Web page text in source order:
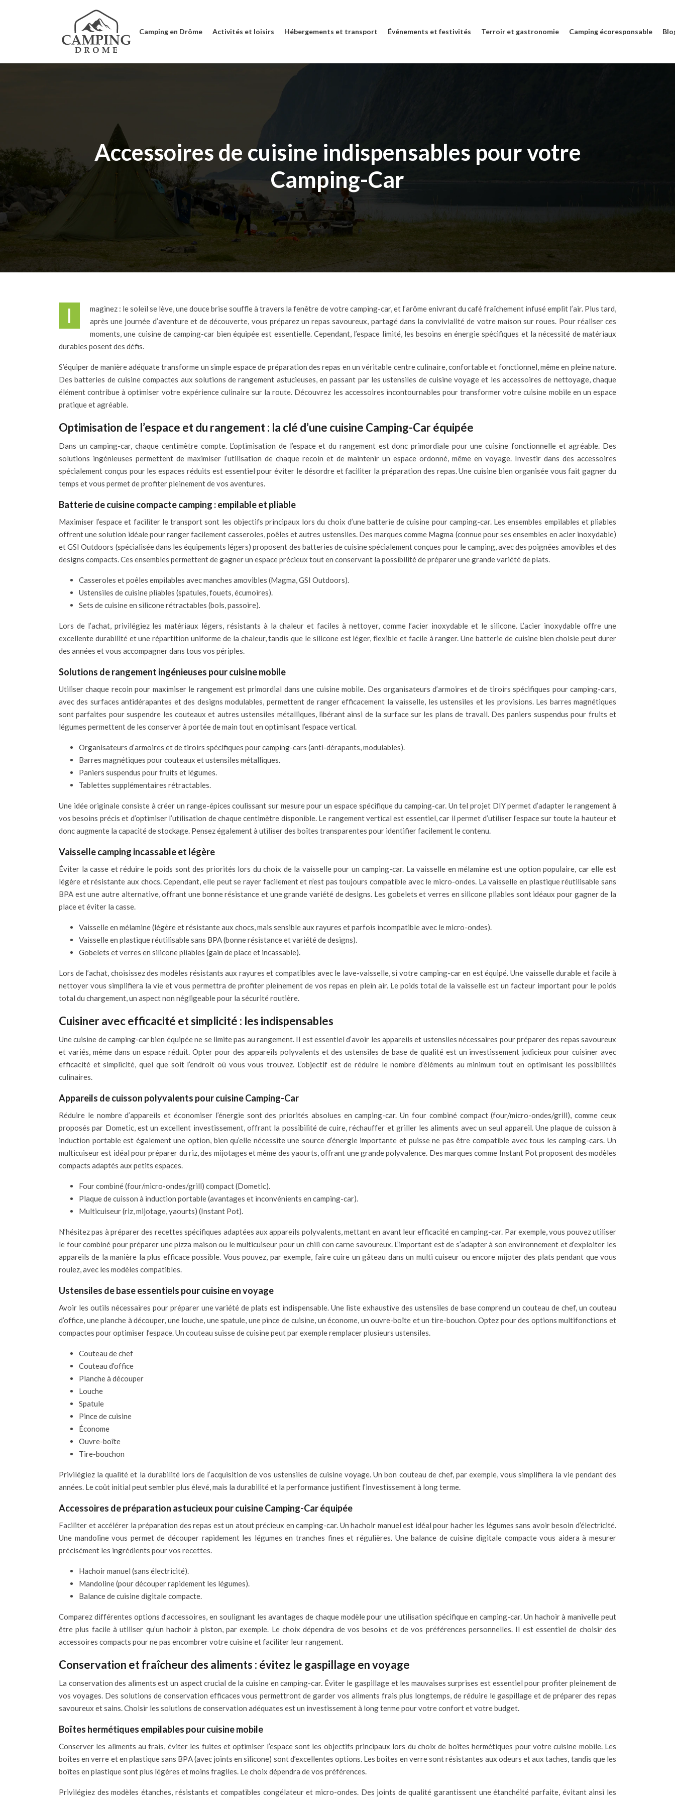
Camping en Drôme Activités et loisirs Hébergements et transport Événements et festivités Terroir et gastronomie Camping écoresponsable
Accessoires de cuisine indispensables pour votre
Camping-Car
Imaginez : le soleil se lève, une douce brise souffle à travers la fenêtre de votre camping-car, et l’arôme enivrant du café fraîchement infusé emplit l’air. Plus tard,
après une journée d’aventure et de découverte, vous préparez un repas savoureux, partagé dans la convivialité de votre maison sur roues. Pour réaliser ces
moments, une cuisine de camping-car bien équipée est essentielle. Cependant, l’espace limité, les besoins en énergie spécifiques et la nécessité de matériaux
durables posent des défis.
S’équiper de manière adéquate transforme un simple espace de préparation des repas en un véritable centre culinaire, confortable et fonctionnel, même en pleine nature.
Des batteries de cuisine compactes aux solutions de rangement astucieuses, en passant par les ustensiles de cuisine voyage et les accessoires de nettoyage, chaque
élément contribue à optimiser votre expérience culinaire sur la route. Découvrez les accessoires incontournables pour transformer votre cuisine mobile en un espace
pratique et agréable.
Optimisation de l’espace et du rangement : la clé d’une cuisine Camping-Car équipée
Dans un camping-car, chaque centimètre compte. L’optimisation de l’espace et du rangement est donc primordiale pour une cuisine fonctionnelle et agréable. Des
solutions ingénieuses permettent de maximiser l’utilisation de chaque recoin et de maintenir un espace ordonné, même en voyage. Investir dans des accessoires
spécialement conçus pour les espaces réduits est essentiel pour éviter le désordre et faciliter la préparation des repas. Une cuisine bien organisée vous fait gagner du
temps et vous permet de profiter pleinement de vos aventures.
Batterie de cuisine compacte camping : empilable et pliable
Maximiser l’espace et faciliter le transport sont les objectifs principaux lors du choix d’une batterie de cuisine pour camping-car. Les ensembles empilables et pliables
offrent une solution idéale pour ranger facilement casseroles, poêles et autres ustensiles. Des marques comme Magma (connue pour ses ensembles en acier inoxydable)
et GSI Outdoors (spécialisée dans les équipements légers) proposent des batteries de cuisine spécialement conçues pour le camping, avec des poignées amovibles et des
designs compacts. Ces ensembles permettent de gagner un espace précieux tout en conservant la possibilité de préparer une grande variété de plats.
Casseroles et poêles empilables avec manches amovibles (Magma, GSI Outdoors).
Ustensiles de cuisine pliables (spatules, fouets, écumoires).
Sets de cuisine en silicone rétractables (bols, passoire).
Lors de l’achat, privilégiez les matériaux légers, résistants à la chaleur et faciles à nettoyer, comme l’acier inoxydable et le silicone. L’acier inoxydable offre une
excellente durabilité et une répartition uniforme de la chaleur, tandis que le silicone est léger, flexible et facile à ranger. Une batterie de cuisine bien choisie peut durer
des années et vous accompagner dans tous vos périples.
Solutions de rangement ingénieuses pour cuisine mobile
Utiliser chaque recoin pour maximiser le rangement est primordial dans une cuisine mobile. Des organisateurs d’armoires et de tiroirs spécifiques pour camping-cars,
avec des surfaces antidérapantes et des designs modulables, permettent de ranger efficacement la vaisselle, les ustensiles et les provisions. Les barres magnétiques
sont parfaites pour suspendre les couteaux et autres ustensiles métalliques, libérant ainsi de la surface sur les plans de travail. Des paniers suspendus pour fruits et
légumes permettent de les conserver à portée de main tout en optimisant l’espace vertical.
Organisateurs d’armoires et de tiroirs spécifiques pour camping-cars (anti-dérapants, modulables).
Barres magnétiques pour couteaux et ustensiles métalliques.
Paniers suspendus pour fruits et légumes.
Tablettes supplémentaires rétractables.
Une idée originale consiste à créer un range-épices coulissant sur mesure pour un espace spécifique du camping-car. Un tel projet DIY permet d’adapter le rangement à
vos besoins précis et d’optimiser l’utilisation de chaque centimètre disponible. Le rangement vertical est essentiel, car il permet d’utiliser l’espace sur toute la hauteur et
donc augmente la capacité de stockage. Pensez également à utiliser des boîtes transparentes pour identifier facilement le contenu.
Vaisselle camping incassable et légère
Éviter la casse et réduire le poids sont des priorités lors du choix de la vaisselle pour un camping-car. La vaisselle en mélamine est une option populaire, car elle est
légère et résistante aux chocs. Cependant, elle peut se rayer facilement et n’est pas toujours compatible avec le micro-ondes. La vaisselle en plastique réutilisable sans
BPA est une autre alternative, offrant une bonne résistance et une grande variété de designs. Les gobelets et verres en silicone pliables sont idéaux pour gagner de la
place et éviter la casse.
Vaisselle en mélamine (légère et résistante aux chocs, mais sensible aux rayures et parfois incompatible avec le micro-ondes).
Vaisselle en plastique réutilisable sans BPA (bonne résistance et variété de designs).
Gobelets et verres en silicone pliables (gain de place et incassable).
Lors de l’achat, choisissez des modèles résistants aux rayures et compatibles avec le lave-vaisselle, si votre camping-car en est équipé. Une vaisselle durable et facile à
nettoyer vous simplifiera la vie et vous permettra de profiter pleinement de vos repas en plein air. Le poids total de la vaisselle est un facteur important pour le poids
total du chargement, un aspect non négligeable pour la sécurité routière.
Cuisiner avec efficacité et simplicité : les indispensables
Une cuisine de camping-car bien équipée ne se limite pas au rangement. Il est essentiel d’avoir les appareils et ustensiles nécessaires pour préparer des repas savoureux
et variés, même dans un espace réduit. Opter pour des appareils polyvalents et des ustensiles de base de qualité est un investissement judicieux pour cuisiner avec
efficacité et simplicité, quel que soit l’endroit où vous vous trouvez. L’objectif est de réduire le nombre d’éléments au minimum tout en optimisant les possibilités
culinaires.
Appareils de cuisson polyvalents pour cuisine Camping-Car
Réduire le nombre d’appareils et économiser l’énergie sont des priorités absolues en camping-car. Un four combiné compact (four/micro-ondes/grill), comme ceux
proposés par Dometic, est un excellent investissement, offrant la possibilité de cuire, réchauffer et griller les aliments avec un seul appareil. Une plaque de cuisson à
induction portable est également une option, bien qu’elle nécessite une source d’énergie importante et puisse ne pas être compatible avec tous les camping-cars. Un
multicuiseur est idéal pour préparer du riz, des mijotages et même des yaourts, offrant une grande polyvalence. Des marques comme Instant Pot proposent des modèles
compacts adaptés aux petits espaces.
Four combiné (four/micro-ondes/grill) compact (Dometic).
Plaque de cuisson à induction portable (avantages et inconvénients en camping-car).
Multicuiseur (riz, mijotage, yaourts) (Instant Pot).
N’hésitez pas à préparer des recettes spécifiques adaptées aux appareils polyvalents, mettant en avant leur efficacité en camping-car. Par exemple, vous pouvez utiliser
le four combiné pour préparer une pizza maison ou le multicuiseur pour un chili con carne savoureux. L’important est de s’adapter à son environnement et d’exploiter les
appareils de la manière la plus efficace possible. Vous pouvez, par exemple, faire cuire un gâteau dans un multi cuiseur ou encore mijoter des plats pendant que vous
roulez, avec les modèles compatibles.
Ustensiles de base essentiels pour cuisine en voyage
Avoir les outils nécessaires pour préparer une variété de plats est indispensable. Une liste exhaustive des ustensiles de base comprend un couteau de chef, un couteau
d’office, une planche à découper, une louche, une spatule, une pince de cuisine, un économe, un ouvre-boîte et un tire-bouchon. Optez pour des options multifonctions et
compactes pour optimiser l’espace. Un couteau suisse de cuisine peut par exemple remplacer plusieurs ustensiles.
Couteau de chef
Couteau d’office
Planche à découper
Louche
Spatule
Pince de cuisine
Économe
Ouvre-boîte
Tire-bouchon
Privilégiez la qualité et la durabilité lors de l’acquisition de vos ustensiles de cuisine voyage. Un bon couteau de chef, par exemple, vous simplifiera la vie pendant des
années. Le coût initial peut sembler plus élevé, mais la durabilité et la performance justifient l’investissement à long terme.
Accessoires de préparation astucieux pour cuisine Camping-Car équipée
Faciliter et accélérer la préparation des repas est un atout précieux en camping-car. Un hachoir manuel est idéal pour hacher les légumes sans avoir besoin d’électricité.
Une mandoline vous permet de découper rapidement les légumes en tranches fines et régulières. Une balance de cuisine digitale compacte vous aidera à mesurer
précisément les ingrédients pour vos recettes.
Hachoir manuel (sans électricité).
Mandoline (pour découper rapidement les légumes).
Balance de cuisine digitale compacte.
Comparez différentes options d’accessoires, en soulignant les avantages de chaque modèle pour une utilisation spécifique en camping-car. Un hachoir à manivelle peut
être plus facile à utiliser qu’un hachoir à piston, par exemple. Le choix dépendra de vos besoins et de vos préférences personnelles. Il est essentiel de choisir des
accessoires compacts pour ne pas encombrer votre cuisine et faciliter leur rangement.
Conservation et fraîcheur des aliments : évitez le gaspillage en voyage
La conservation des aliments est un aspect crucial de la cuisine en camping-car. Éviter le gaspillage et les mauvaises surprises est essentiel pour profiter pleinement de
vos voyages. Des solutions de conservation efficaces vous permettront de garder vos aliments frais plus longtemps, de réduire le gaspillage et de préparer des repas
savoureux et sains. Choisir les solutions de conservation adéquates est un investissement à long terme pour votre confort et votre budget.
Boîtes hermétiques empilables pour cuisine mobile
Conserver les aliments au frais, éviter les fuites et optimiser l’espace sont les objectifs principaux lors du choix de boîtes hermétiques pour votre cuisine mobile. Les
boîtes en verre et en plastique sans BPA (avec joints en silicone) sont d’excellentes options. Les boîtes en verre sont résistantes aux odeurs et aux taches, tandis que les
boîtes en plastique sont plus légères et moins fragiles. Le choix dépendra de vos préférences.
Privilégiez des modèles étanches, résistants et compatibles congélateur et micro-ondes. Des joints de qualité garantissent une étanchéité parfaite, évitant ainsi les